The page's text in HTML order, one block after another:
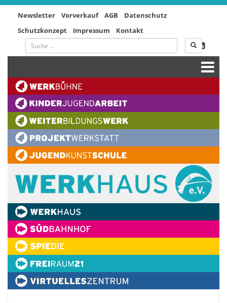
Newsletter Vorverkauf AGB
Datenschutz
Schutzkonzept
Impressum Kontakt